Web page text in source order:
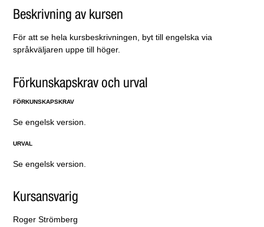
Beskrivning av kursen
För att se hela kursbeskrivningen, byt till engelska via
språkväljaren uppe till höger.
Förkunskapskrav och urval
FÖRKUNSKAPSKRAV
Se engelsk version.
URVAL
Se engelsk version.
Kursansvarig
Roger Strömberg